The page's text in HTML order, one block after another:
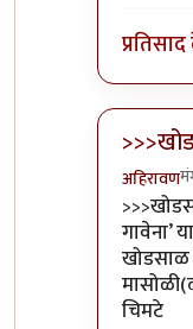
अहिरावण
In
गावेना’
खोडसाळ
चिमटे